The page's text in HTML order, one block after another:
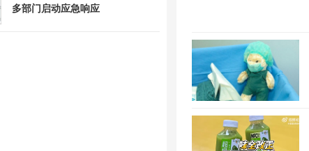
多部门启动应急响应